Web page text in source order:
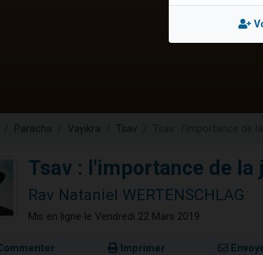
Paracha Vayikra Tsav
Tsav : l'importance de la
Rav Nataniel WERTENSCHLAG
Mis en ligne le Vendredi 22 Mars 2019
Imprimer